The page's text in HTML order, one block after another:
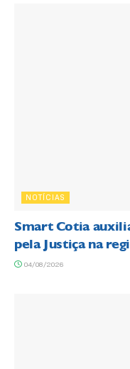
NOTÍCIAS
Smart Cotia
pela Justiça na
04/08/2026